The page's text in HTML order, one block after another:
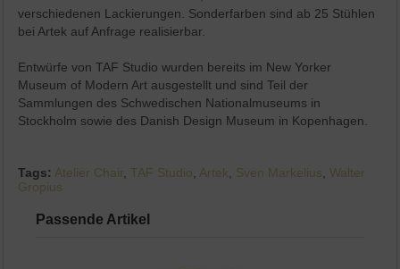
verschiedenen Lackierungen. Sonderfarben sind ab 25 Stühlen
bei Artek auf Anfrage realisierbar.
Entwürfe von TAF Studio wurden bereits im New Yorker
Museum of Modern Art ausgestellt und sind Teil der
Sammlungen des Schwedischen Nationalmuseums in
Stockholm sowie des Danish Design Museum in Kopenhagen.
Tags: Atelier Chair ,TAF Studio Artek Sven Markelius ,Walter
Gropius
Passende Artikel